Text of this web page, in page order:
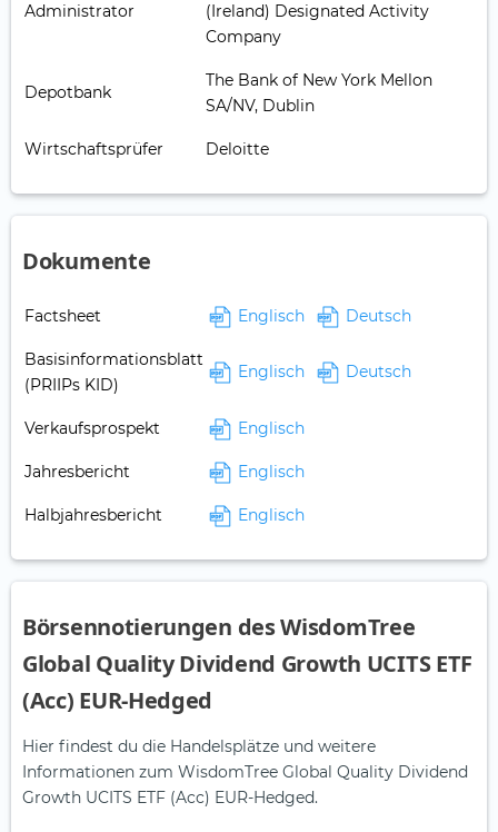
Administrator
(Ireland) Designated Activity
Company
Depotbank
The Bank of New York Mellon
SA/NV, Dublin
Wirtschaftsprüfer Deloitte
Dokumente
Factsheet Englisch Deutsch
Basisinformationsblatt
(PRIIPs KID)
Englisch Deutsch
Verkaufsprospekt Englisch
Jahresbericht Englisch
Halbjahresbericht Englisch
Börsennotierungen des WisdomTree
Global Quality Dividend Growth UCITS ETF
(Acc) EUR-Hedged
Hier findest du die Handelsplätze und weitere
Informationen zum WisdomTree Global Quality Dividend
Growth UCITS ETF (Acc) EUR-Hedged.